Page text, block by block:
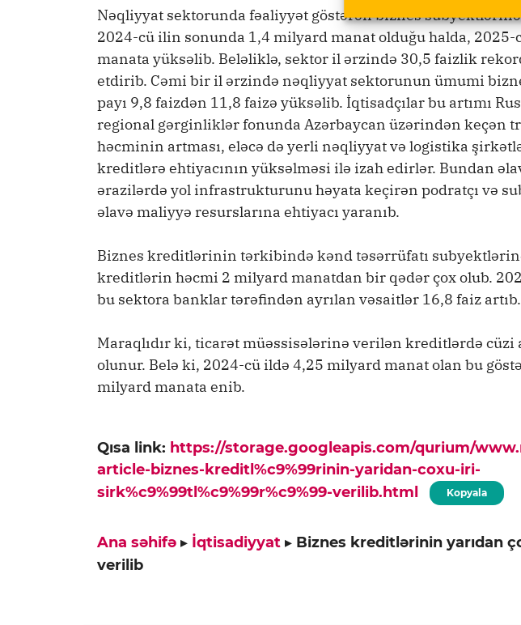
Nəqliyyat sektorunda fəaliyyət göstərən biznes
2024-cü ilin sonunda 1,4 milyard manat olduğu halda,
manata yüksəlib. Beləliklə, sektor il ərzində 30,5 faizlik
etdirib. Cəmi bir il ərzində nəqliyyat sektorunun ümumi
payı 9,8 faizdən 11,8 faizə yüksəlib. İqtisadçılar bu artımı
regional gərginliklər fonunda Azərbaycan üzərindən keçən
həcminin artması, eləcə də yerli nəqliyyat və logistika
kreditlərə ehtiyacının yüksəlməsi ilə izah edirlər. Bundan
ərazilərdə yol infrastrukturunu həyata keçirən podratçı və
əlavə maliyyə resurslarına ehtiyacı yaranıb.
Biznes kreditlərinin tərkibində kənd təsərrüfatı
kreditlərin həcmi 2 milyard manatdan bir qədər çox olub.
bu sektora banklar tərəfindən ayrılan vəsaitlər 16,8 faiz artıb.
Maraqlıdır ki, ticarət müəssisələrinə verilən kreditlərdə cüzi
olunur. Belə ki, 2024-cü ildə 4,25 milyard manat olan bu
milyard manata enib.
Qısa link: https://storage.googleapis.com/qurium/
article-biznes-kreditl%c9%99rinin-yaridan-coxu-iri-
sirk%c9%99tl%c9%99r%c9%99-verilib.html
Kopyala
Ana səhifə ▸ İqtisadiyyat ▸ Biznes kreditlərinin yarıdan
verilib